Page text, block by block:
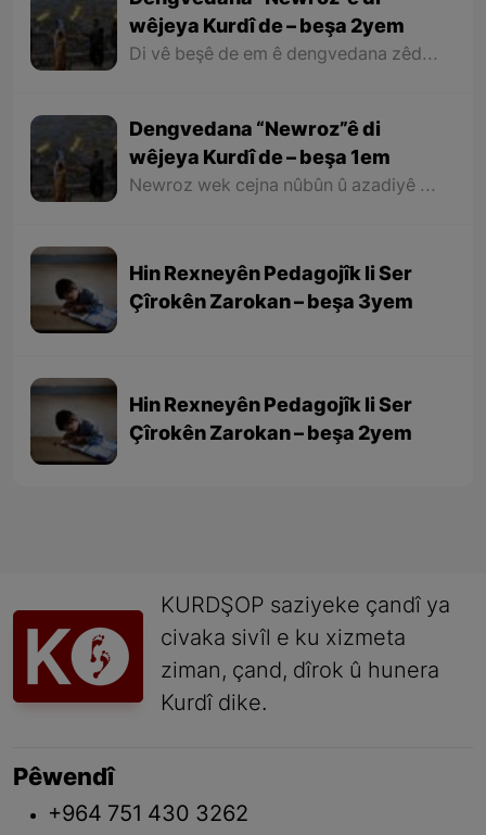
wêjeya Kurdî de – beşa 2yem
Di vê beşê de em ê dengvedana zêdetir a Newrozê di helbest û deqên Kurdî de rabixine ber çavan. Herwisa pêwîst e em îşare bi wê yekê jî bikin ku tevî wê ku em di vê gotarê de dengvedana “Newroz”ê di edebiyata Kurdî de dibînin, em ê hin nivîskar û helbestvanên xwe binêrin ku mixabin navê hin ji wan hatiye jibîrkirin.
Dengvedana “Newroz”ê di
wêjeya Kurdî de – beşa 1em
Newroz wek cejna nûbûn û azadiyê di wêjeya Kurdî de û li cem helbestvan û nivîskarên Kurd, hertim girîngiya xwe hebûye. Helbestvan û nivîskarên Kurd di helbest û nivîsên xwe de Newroz wek bedewiyek, dergeheke azadiyê û sembola rizgariya netewî bi kar anîne. Ev mijare jî vedigere bo girêdana înkarkirî ya Kurd û Kurdistanê bi Newrozê re.
Hin Rexneyên Pedagojîk li Ser
Çîrokên Zarokan – beşa 3yem
Hin Rexneyên Pedagojîk li Ser
Çîrokên Zarokan – beşa 2yem
KURDŞOP saziyeke çandî ya
civaka sivîl e ku xizmeta
ziman, çand, dîrok û hunera
Kurdî dike.
Pêwendî
+964 751 430 3262